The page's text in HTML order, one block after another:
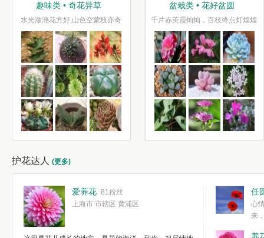
趣味类 • 奇花异草
水光潋滟花方好,山色空蒙枝亦奇
盆栽类 • 花好盆圆
千片赤英霞灿灿，百枝绛点灯煌煌
护花达人 (更多)
爱养花 81粉丝
上海市 市辖区 黄浦区
任
心
来